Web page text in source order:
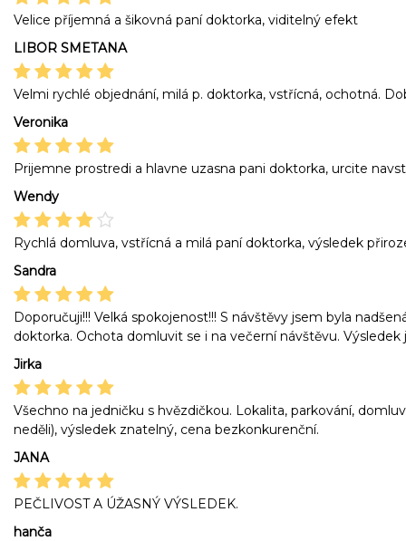
Velice příjemná a šikovná paní doktorka, viditelný efekt
LIBOR SMETANA
Velmi rychlé objednání, milá p. doktorka, vstřícná, ochotná.
Veronika
Prijemne prostredi a hlavne uzasna pani doktorka, urcite
Wendy
Rychlá domluva, vstřícná a milá paní doktorka, výsledek
Sandra
Doporučuji!!! Velká spokojenost!!! S návštěvy jsem byla
doktorka. Ochota domluvit se i na večerní návštěvu.
Jirka
Všechno na jedničku s hvězdičkou. Lokalita, parkování,
neděli), výsledek znatelný, cena bezkonkurenční.
JANA
PEČLIVOST A ÚŽASNÝ VÝSLEDEK.
hanča